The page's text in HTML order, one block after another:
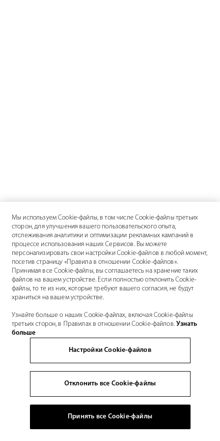
Мы используем Cookie-файлы, в том числе Cookie-файлы третьих
сторон, для улучшения вашего пользовательского опыта,
отслеживания аналитики и оптимизации рекламных кампаний в
процессе использования наших Сервисов. Вы можете
персонализировать свои настройки Cookie-файлов в любой момент,
посетив страницу «Правила в отношении Cookie-файлов».
Принимая все Cookie-файлы, вы соглашаетесь на хранение таких
файлов на вашем устройстве. Если полностью отклонить Cookie-
файлы, то те из них, которые требуют вашего согласия, не будут
храниться на вашем устройстве.
Узнайте больше о наших Cookie-файлах, включая Cookie-файлы
третьих сторон, в Правилах в отношении Cookie-файлов.Узнать
больше
Настройки Cookie-файлов
Отклонить все Cookie-файлы
Принять все Cookie-файлы